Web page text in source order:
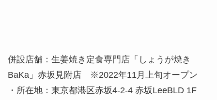
併設店舗：生姜焼き定食専門店「しょうが焼き
BaKa」赤坂見附店 ※2022年11月上旬オープン
・所在地：東京都港区赤坂4-2-4 赤坂LeeBLD 1F